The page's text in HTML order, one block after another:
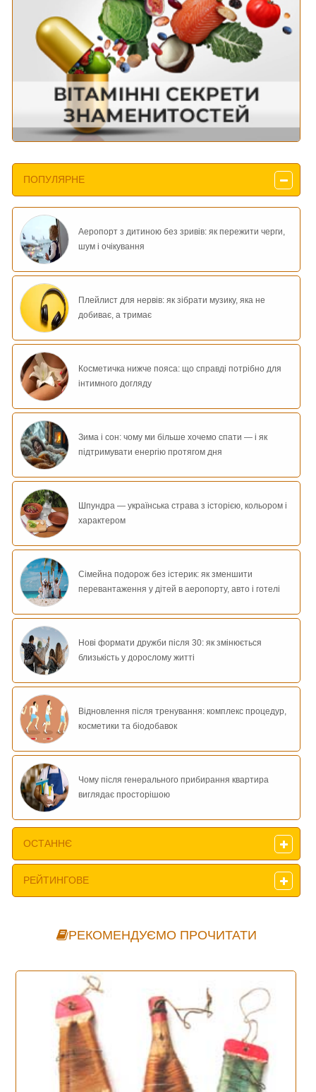
ПОПУЛЯРНЕ
Аеропорт з дитиною без зривів: як пережити черги,
шум і очікування
Плейлист для нервів: як зібрати музику, яка не
добиває, а тримає
Косметичка нижче пояса: що справді потрібно для
інтимного догляду
Зима і сон: чому ми більше хочемо спати — і як
підтримувати енергію протягом дня
Шпундра — українська страва з історією, кольором і
характером
Сімейна подорож без істерик: як зменшити
перевантаження у дітей в аеропорту, авто і готелі
Нові формати дружби після 30: як змінюється
близькість у дорослому житті
Відновлення після тренування: комплекс процедур,
косметики та біодобавок
Чому після генерального прибирання квартира
виглядає просторішою
ОСТАННЄ
РЕЙТИНГОВЕ
РЕКОМЕНДУЄМО ПРОЧИТАТИ